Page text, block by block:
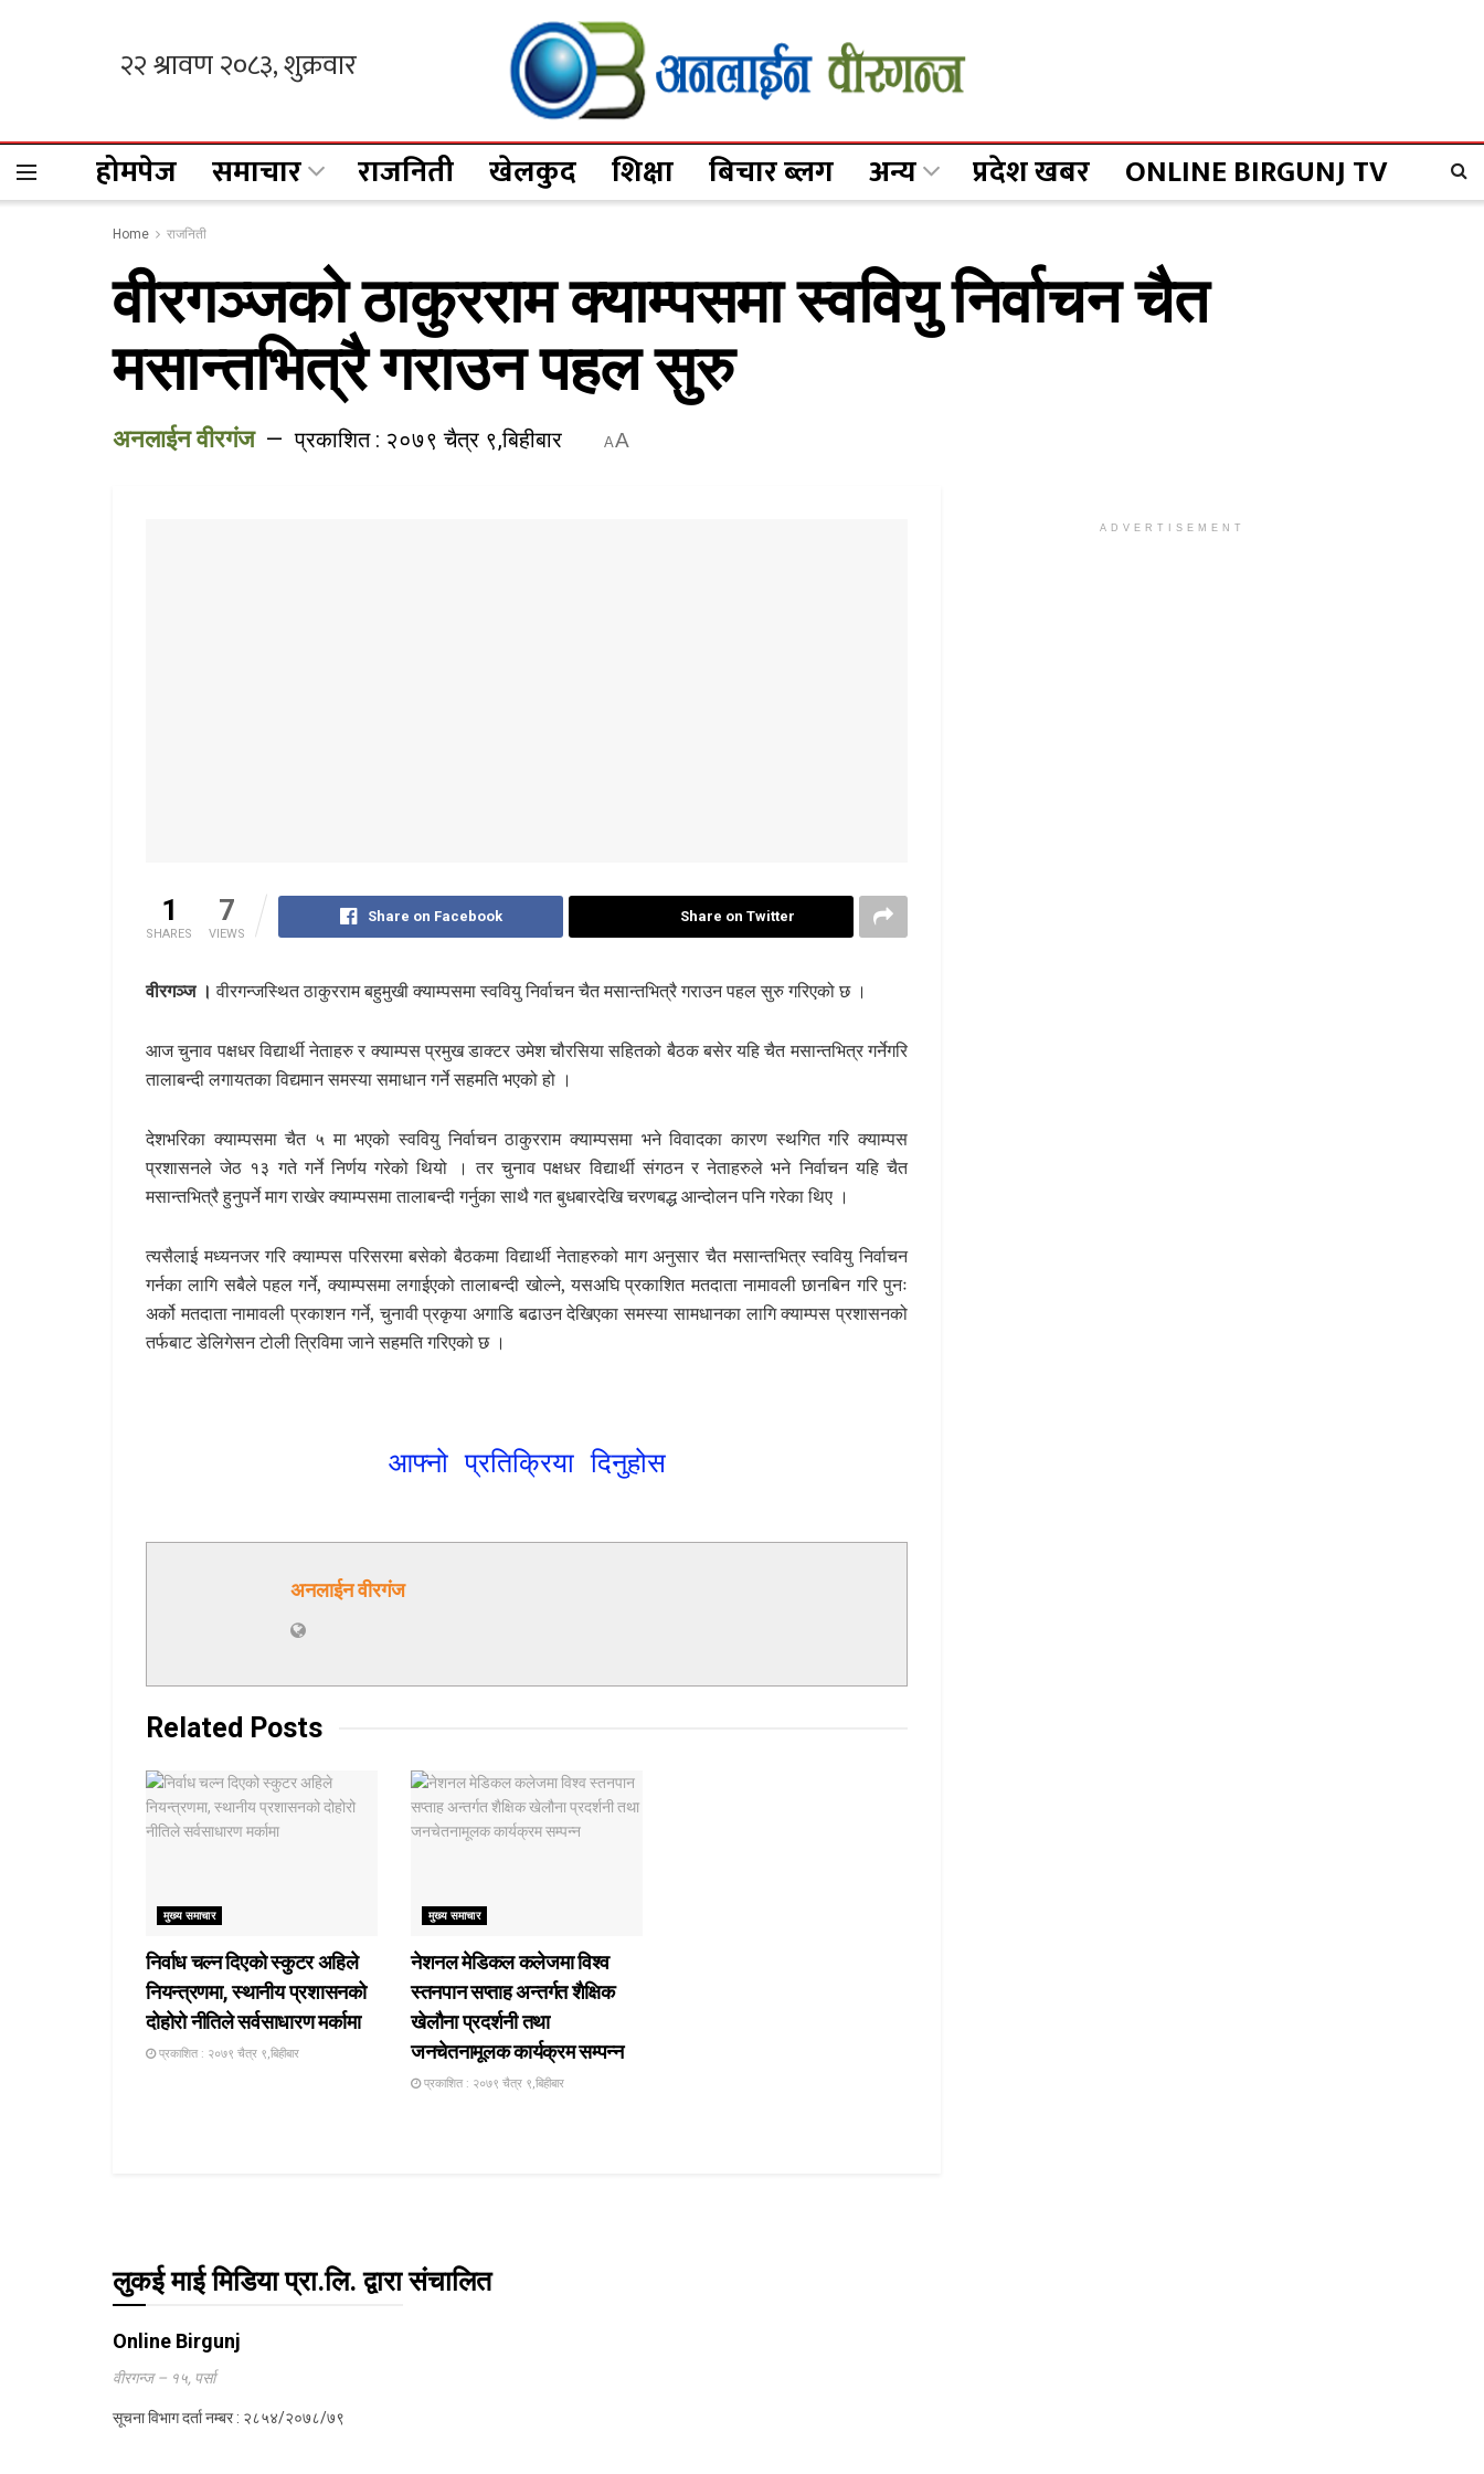
होमपेज समाचार राजनिती खेलकुद शिक्षा बिचार ब्लग अन्य प्रदेश खबर ONLINE BIRGUNJ TV
Home राजनिती
वीरगञ्जको ठाकुरराम क्याम्पसमा स्ववियु निर्वाचन चैत
मसान्तभित्रै गराउन पहल सुरु
अनलाईन वीरगंज प्रकाशित : २०७९ चैत्र ९,बिहीबार AA
1
SHARES
7
VIEWS
Share on Facebook Share on Twitter
वीरगञ्ज । वीरगन्जस्थित ठाकुरराम बहुमुखी क्याम्पसमा स्ववियु निर्वाचन चैत मसान्तभित्रै गराउन पहल सुरु गरिएको छ ।
आज चुनाव पक्षधर विद्यार्थी नेताहरु र क्याम्पस प्रमुख डाक्टर उमेश चौरसिया सहितको बैठक बसेर यहि चैत मसान्तभित्र गर्नेगरि
तालाबन्दी लगायतका विद्यमान समस्या समाधान गर्ने सहमति भएको हो ।
देशभरिका क्याम्पसमा चैत ५ मा भएको स्ववियु निर्वाचन ठाकुरराम क्याम्पसमा भने विवादका कारण स्थगित गरि क्याम्पस
प्रशासनले जेठ १३ गते गर्ने निर्णय गरेको थियो । तर चुनाव पक्षधर विद्यार्थी संगठन र नेताहरुले भने निर्वाचन यहि चैत
मसान्तभित्रै हुनुपर्ने माग राखेर क्याम्पसमा तालाबन्दी गर्नुका साथै गत बुधबारदेखि चरणबद्ध आन्दोलन पनि गरेका थिए ।
त्यसैलाई मध्यनजर गरि क्याम्पस परिसरमा बसेको बैठकमा विद्यार्थी नेताहरुको माग अनुसार चैत मसान्तभित्र स्ववियु निर्वाचन
गर्नका लागि सबैले पहल गर्ने, क्याम्पसमा लगाईएको तालाबन्दी खोल्ने, यसअघि प्रकाशित मतदाता नामावली छानबिन गरि पुनः
अर्को मतदाता नामावली प्रकाशन गर्ने, चुनावी प्रकृया अगाडि बढाउन देखिएका समस्या सामधानका लागि क्याम्पस प्रशासनको
तर्फबाट डेलिगेसन टोली त्रिविमा जाने सहमति गरिएको छ ।
आफ्नो प्रतिक्रिया दिनुहोस
अनलाईन वीरगंज
Related Posts
मुख्य समाचार
निर्वाध चल्न दिएको स्कुटर अहिले
नियन्त्रणमा, स्थानीय प्रशासनको
दोहोरो नीतिले सर्वसाधारण मर्कामा
प्रकाशित : २०७९ चैत्र ९,बिहीबार
मुख्य समाचार
नेशनल मेडिकल कलेजमा विश्व
स्तनपान सप्ताह अन्तर्गत शैक्षिक
खेलौना प्रदर्शनी तथा
जनचेतनामूलक कार्यक्रम सम्पन्न
प्रकाशित : २०७९ चैत्र ९,बिहीबार
ADVERTISEMENT
लुकई माई मिडिया प्रा.लि. द्वारा संचालित
Online Birgunj
वीरगन्ज – १५, पर्सा
सूचना विभाग दर्ता नम्बर : २८५४/२०७८/७९